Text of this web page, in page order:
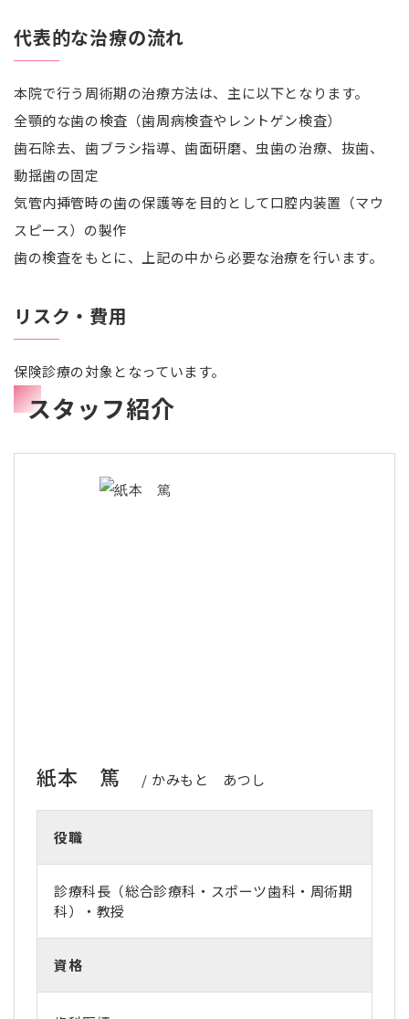
代表的な治療の流れ
本院で行う周術期の治療方法は、主に以下となります。
全顎的な歯の検査（歯周病検査やレントゲン検査）
歯石除去、歯ブラシ指導、歯面研磨、虫歯の治療、抜歯、
動揺歯の固定
気管内挿管時の歯の保護等を目的として口腔内装置（マウ
スピース）の製作
歯の検査をもとに、上記の中から必要な治療を行います。
リスク・費用
保険診療の対象となっています。
スタッフ紹介
紙本 篤 かみもと あつし
役職
診療科長（総合診療科・スポーツ歯科・周術期
科）・教授
資格